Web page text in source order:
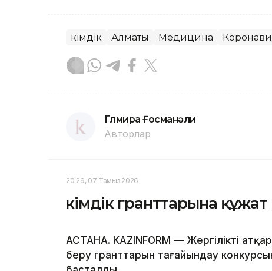
Әкімдік Алматы Медицина
Гүлмира Ғосманәли
Авторлар
20:29, 07 Тамыз 2026
Әкімдік гранттарына
АСТАНА. KAZINFORM — Жергілікті
беру гранттарын тағайындау